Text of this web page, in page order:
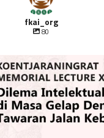
fkai_org
80
Prof Dr. Sulistyowati Irianto
Saat ini ...